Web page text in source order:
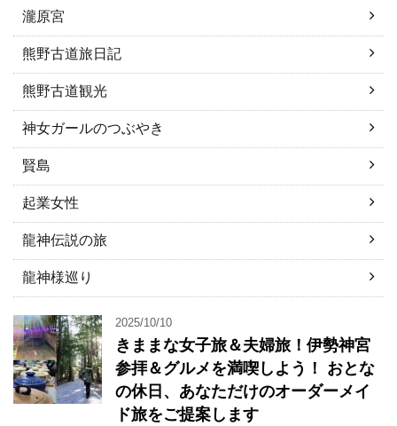
瀧原宮
熊野古道旅日記
熊野古道観光
神女ガールのつぶやき
賢島
起業女性
龍神伝説の旅
龍神様巡り
2025/10/10
きままな女子旅＆夫婦旅！伊勢神宮
参拝＆グルメを満喫しよう！ おとな
の休日、あなただけのオーダーメイ
ド旅をご提案します